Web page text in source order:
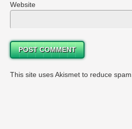
Website
This site uses Akismet to reduce spam.